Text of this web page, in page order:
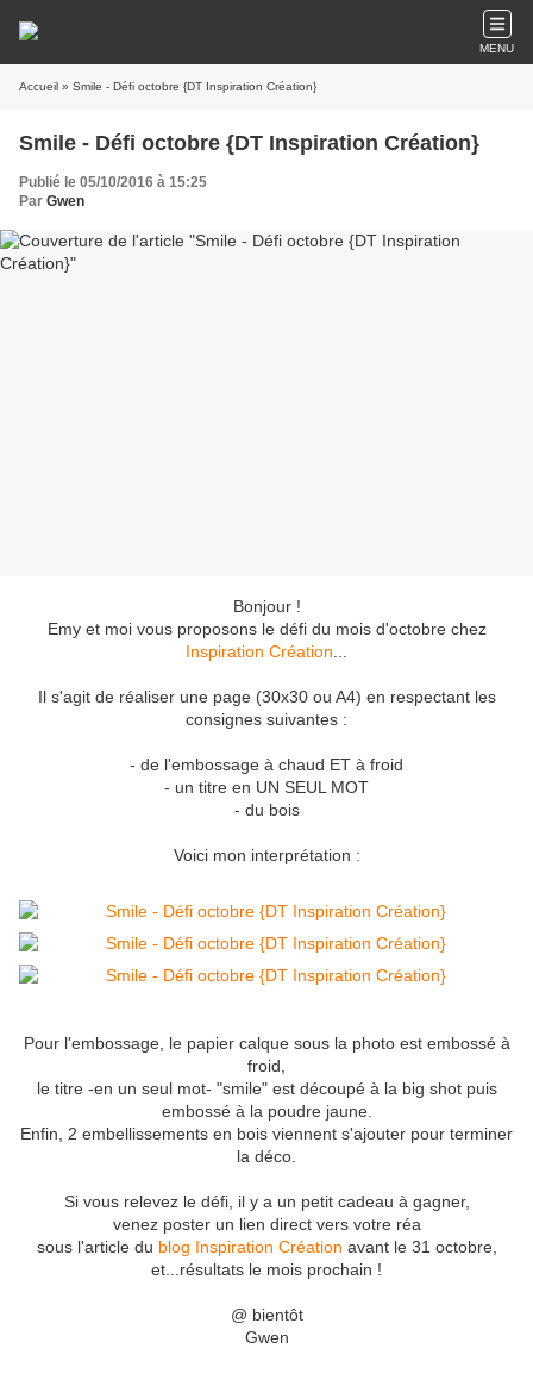
MENU
Accueil » Smile - Défi octobre {DT Inspiration Création}
Smile - Défi octobre {DT Inspiration Création}
Publié le 05/10/2016 à 15:25
Par Gwen
Bonjour !
Emy et moi vous proposons le défi du mois d'octobre chez
Inspiration Création
Il s'agit de réaliser une page (30x30 ou A4) en respectant les
consignes suivantes :
- de l'embossage à chaud ET à froid
- un titre en UN SEUL MOT
- du bois
Voici mon interprétation :
Pour l'embossage, le papier calque sous la photo est embossé à
froid,
le titre -en un seul mot- "smile" est découpé à la big shot puis
embossé à la poudre jaune.
Enfin, 2 embellissements en bois viennent s'ajouter pour terminer
la déco.
Si vous relevez le défi, il y a un petit cadeau à gagner,
venez poster un lien direct vers votre réa
sous l'article du blog Inspiration Création avant le 31 octobre,
et...résultats le mois prochain !
@ bientôt
Gwen